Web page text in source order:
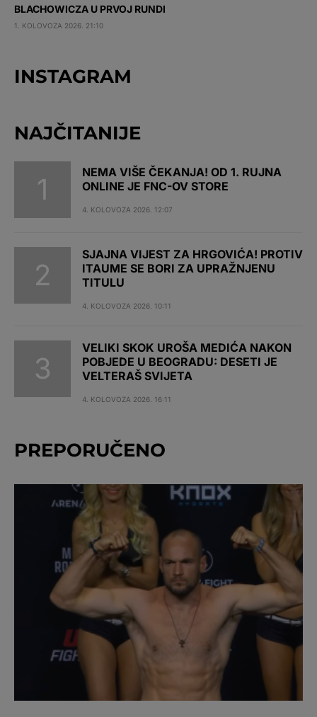
BLACHOWICZA U PRVOJ RUNDI
1. KOLOVOZA 2026. 21:10
INSTAGRAM
NAJČITANIJE
NEMA VIŠE ČEKANJA! OD 1. RUJNA
ONLINE JE FNC-OV STORE
4. KOLOVOZA 2026. 12:07
SJAJNA VIJEST ZA HRGOVIĆA! PROTIV
ITAUME SE BORI ZA UPRAŽNJENU
TITULU
4. KOLOVOZA 2026. 10:11
VELIKI SKOK UROŠA MEDIĆA NAKON
POBJEDE U BEOGRADU: DESETI JE
VELTERAŠ SVIJETA
4. KOLOVOZA 2026. 16:11
PREPORUČENO